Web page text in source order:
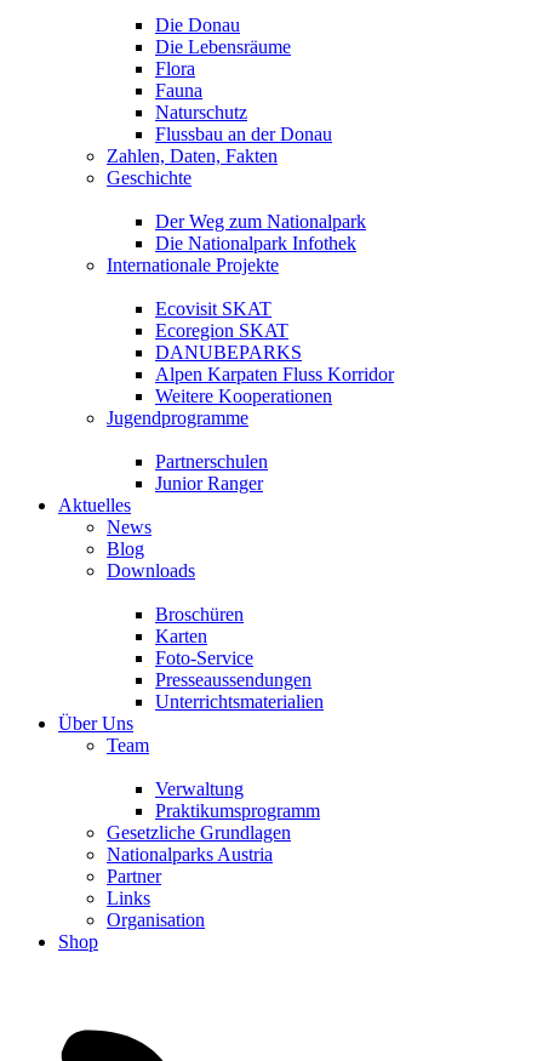
Die Donau
Die Lebensräume
Flora
Fauna
Naturschutz
Flussbau an der Donau
Zahlen, Daten, Fakten
Geschichte
Der Weg zum Nationalpark
Die Nationalpark Infothek
Internationale Projekte
Ecovisit SKAT
Ecoregion SKAT
DANUBEPARKS
Alpen Karpaten Fluss Korridor
Weitere Kooperationen
Jugendprogramme
Partnerschulen
Junior Ranger
Aktuelles
News
Blog
Downloads
Broschüren
Karten
Foto-Service
Presseaussendungen
Unterrichtsmaterialien
Über Uns
Team
Verwaltung
Praktikumsprogramm
Gesetzliche Grundlagen
Nationalparks Austria
Partner
Links
Organisation
Shop